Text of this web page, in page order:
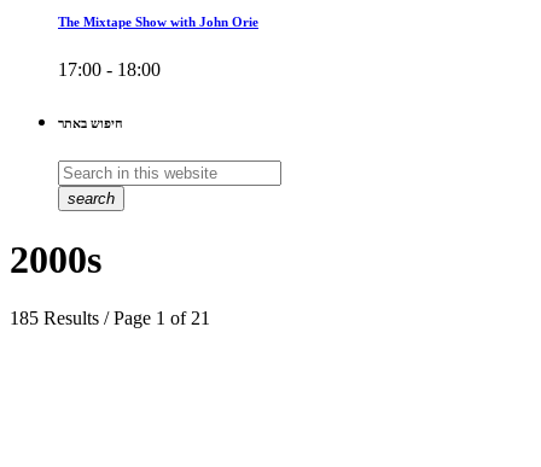
The Mixtape Show with John Orie
17:00 - 18:00
חיפוש באתר
search
2000s
185 Results / Page 1 of 21